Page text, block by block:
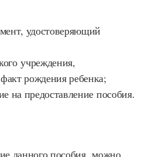
удостоверяющий
учреждения,
рождения ребенка;
на предоставление пособия.
данного пособия можно